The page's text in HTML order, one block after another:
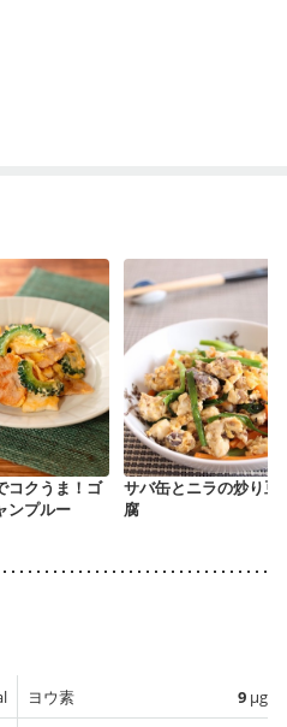
コクうま！ゴ
ンプルー
サバ缶とニラの炒り豆
腐
ヨウ素 9 µg